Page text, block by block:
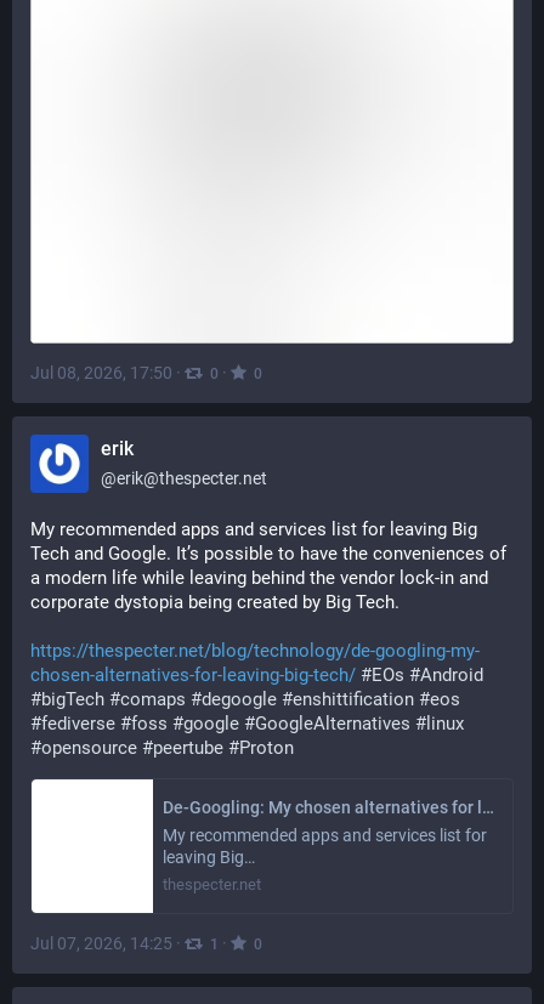
Jul 08, 2026, 17:50 · 0 · 0
erik
@erik@thespecter.net
My recommended apps and services list for leaving Big
Tech and Google. It’s possible to have the conveniences of
a modern life while leaving behind the vendor lock-in and
corporate dystopia being created by Big Tech.
https://thespecter.net/blog/technology/de-googling-my-
chosen-alternatives-for-leaving-big-tech/ #EOs #Android
#bigTech #comaps #degoogle #enshittification #eos
#fediverse #foss #google #GoogleAlternatives #linux
#opensource #peertube #Proton
De-Googling: My chosen alternatives for leaving Big Tech
My recommended apps and services list for
leaving Big…
thespecter.net
Jul 07, 2026, 14:25 · 1 · 0